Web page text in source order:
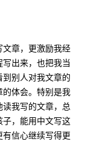
文章，更激励我经
出来，也把我当
别人对我文章的
的体会。特别是我
我写的文章，总
子，能用中文写这
信心继续写得更